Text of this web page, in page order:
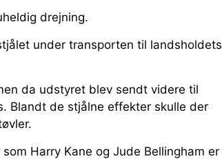
drejning.
under transporten til landsholdets
da udstyret blev sendt videre til
Blandt de stjålne effekter skulle der
Harry Kane og Jude Bellingham er